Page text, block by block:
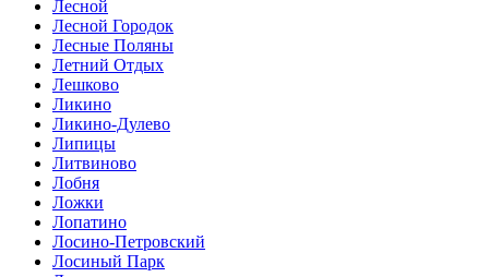
Лесной
Лесной Городок
Лесные Поляны
Летний Отдых
Лешково
Ликино
Ликино-Дулево
Липицы
Литвиново
Лобня
Ложки
Лопатино
Лосино-Петровский
Лосиный Парк